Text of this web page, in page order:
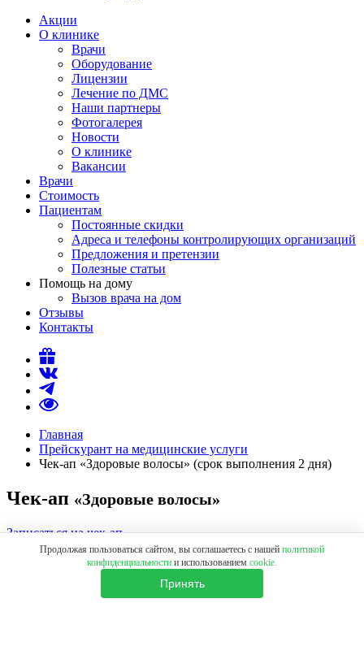
Акции
О клинике
Врачи
Оборудование
Лицензии
Лечение по ДМС
Наши партнеры
Фотогалерея
Новости
О клинике
Вакансии
Врачи
Стоимость
Пациентам
Постоянные скидки
Адреса и телефоны контролирующих организаций
Предложения и претензии
Полезные статьи
Помощь на дому
Вызов врача на дом
Отзывы
Контакты
Главная
Прейскурант на медицинские услуги
Чек-ап «Здоровые волосы» (срок выполнения 2 дня)
Чек-ап «Здоровые волосы»
Записаться на чек-ап
Срок выполнения
Продолжая пользоваться сайтом, вы соглашаетесь с нашей политикой
конфиденциальности и использованием cookie.
Принять